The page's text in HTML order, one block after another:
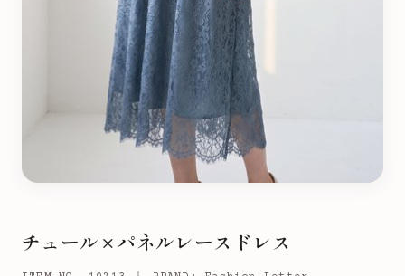
チュール×パネルレースドレス